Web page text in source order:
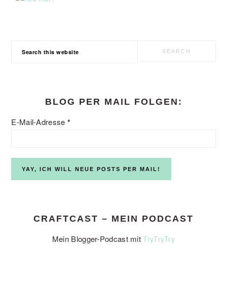
BLOG PER MAIL FOLGEN:
E-Mail-Adresse *
CRAFTCAST – MEIN PODCAST
Mein Blogger-Podcast mitTryTryTry